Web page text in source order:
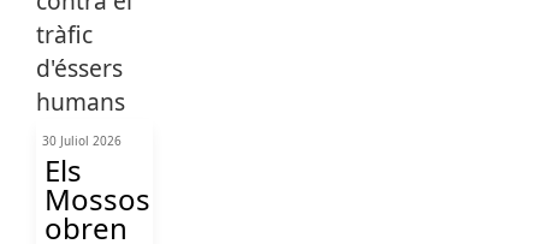
30 Juliol 2026
Els
Mossos
obren